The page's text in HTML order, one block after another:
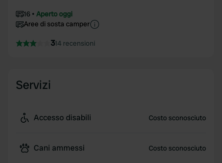
16
Aperto oggi
Aree di sosta camper
314 recensioni
Servizi
Accesso disabili Costo sconosciuto
Cani ammessi Costo sconosciuto